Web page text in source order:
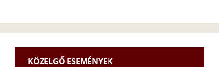
KÖZELGŐ ESEMÉNYEK